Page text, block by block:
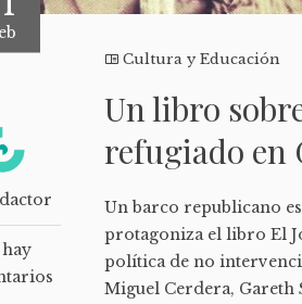
Cultura y Educación
Un libro
refugiado en
Un barco republicano
protagoniza el libro El
política de no
Miguel Cerdera, Gareth